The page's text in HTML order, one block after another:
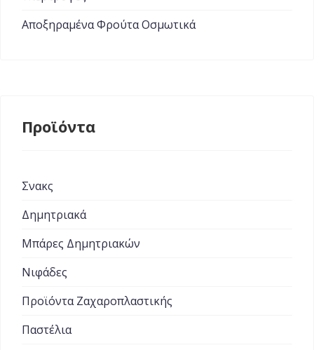
Αποξηραμένα Φρούτα Οσμωτικά
Προϊόντα
Σνακς
Δημητριακά
Μπάρες Δημητριακών
Νιφάδες
Προϊόντα Ζαχαροπλαστικής
Παστέλια